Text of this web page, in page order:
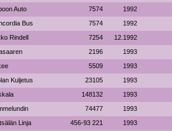
Auto 7574 1992
Bus 7574 1992
Rindell 7254 12.1992
2196 1993
5509 1993
Kuljetus 23105 1993
148132 1993
74477 1993
Linja 456-93 221 1993